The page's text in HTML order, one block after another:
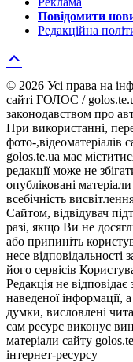
Повідомити
Редакційна
© 2026 Усі права на
сайті ГОЛОС /
законодавством про
При використанні,
фото-
golos.te.ua має
редакції може не
опубліковані
всебічність
Сайтом, відвідувач
разі, якщо Ви не
або припиніть
несе відповідальності
його сервісів
Редакція не відповідає
наведеної інформації,
думки, висловлені
сам ресурс виконує
матеріали сайту
інтернет-ресурсу